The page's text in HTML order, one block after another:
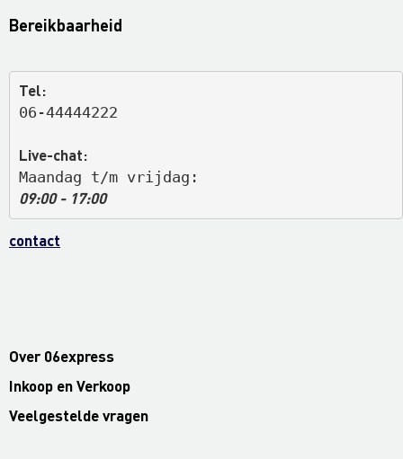
Bereikbaarheid
Tel:
06-44444222
Live-chat:
Maandag t/m vrijdag:
09:00 - 17:00
contact
Over 06express
Inkoop en Verkoop
Veelgestelde vragen